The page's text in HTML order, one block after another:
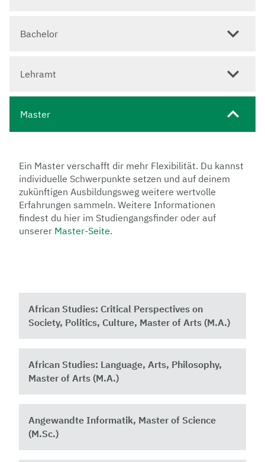
Bachelor
Lehramt
Master
Ein Master verschafft dir mehr Flexibilität. Du kannst
individuelle Schwerpunkte setzen und auf deinem
zukünftigen Ausbildungsweg weitere wertvolle
Erfahrungen sammeln. Weitere Informationen
findest du hier im Studiengangsfinder oder auf
unserer Master-Seite.
African Studies: Critical Perspectives on
Society, Politics, Culture, Master of Arts (M.A.)
African Studies: Language, Arts, Philosophy,
Master of Arts (M.A.)
Angewandte Informatik, Master of Science
(M.Sc.)